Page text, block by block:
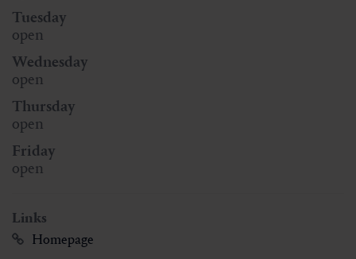
Tuesday
open
Wednesday
open
Thursday
open
Friday
open
Links
Homepage